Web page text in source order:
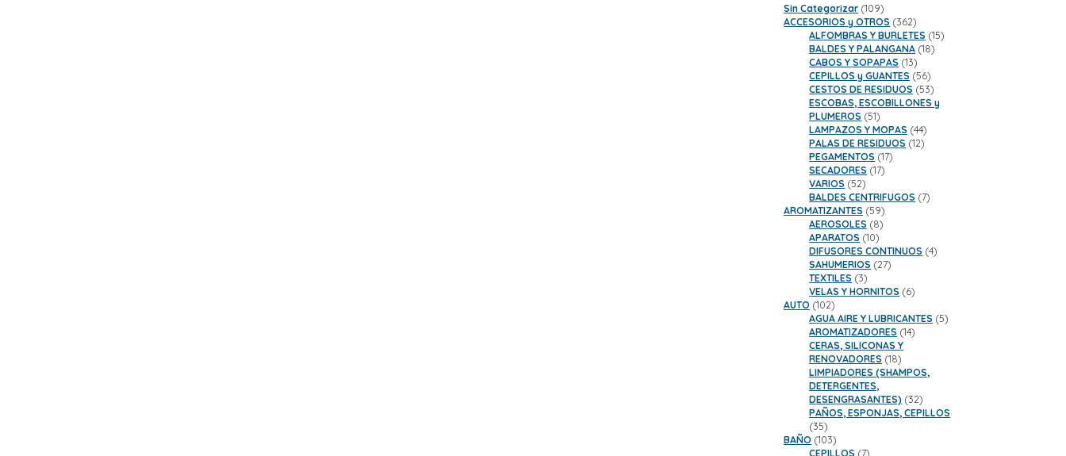
Sin Categorizar 109109
productos
ACCESORIOS y OTROS 362362
productos
ALFOMBRAS Y BURLETES 1515
BALDES Y PALANGANA 1818
CABOS Y SOPAPAS 1313
productos
CEPILLOS y GUANTES 5656
productos
CESTOS DE RESIDUOS 5353
productos
ESCOBAS, ESCOBILLONES y
PLUMEROS 5151
productos
LAMPAZOS Y MOPAS 4444
productos
PALAS DE RESIDUOS 1212
PEGAMENTOS 1717
SECADORES 1717
VARIOS 5252
productos
BALDES CENTRIFUGOS 77
AROMATIZANTES 5959
productos
AEROSOLES 88
APARATOS 1010
productos
DIFUSORES CONTINUOS 44
SAHUMERIOS 2727
TEXTILES 33
productos
VELAS Y HORNITOS 66
AUTO 102102
productos
AGUA AIRE Y LUBRICANTES 55
AROMATIZADORES 1414
CERAS, SILICONAS Y
RENOVADORES 1818
productos
LIMPIADORES (SHAMPOS,
DETERGENTES,
DESENGRASANTES) 3232
productos
PAÑOS, ESPONJAS, CEPILLOS
3535
productos
BAÑO 103103
productos
CEPILLOS 77